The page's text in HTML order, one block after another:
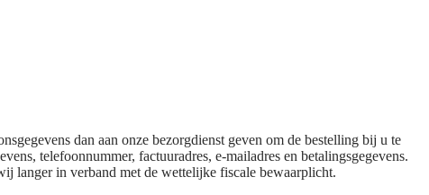
dan aan onze bezorgdienst geven om de bestelling bij u te
telefoonnummer, factuuradres, e-mailadres en betalingsgegevens.
langer in verband met de wettelijke fiscale bewaarplicht.